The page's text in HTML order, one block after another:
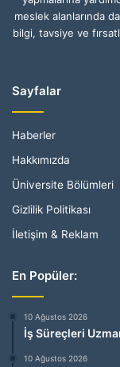
meslek alanlarında
bilgi, tavsiye ve
Sayfalar
Haberler
Hakkımızda
Üniversite Bölümleri
Gizlilik Politikası
İletişim & Reklam
En Popüler:
10 Ağustos 2026
İş Süreçleri
10 Ağustos 2026